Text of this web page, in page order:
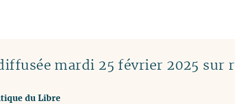
mardi 25 février 2025 sur
du Libre